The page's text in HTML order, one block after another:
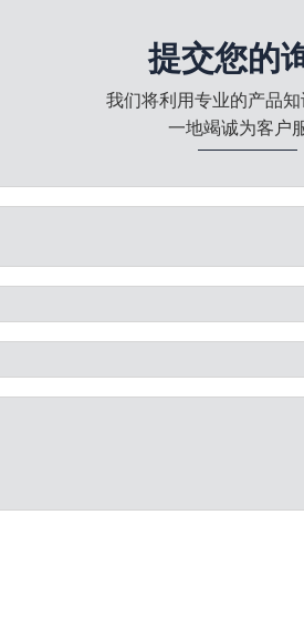
提交您的
我们将利用专业的产品
一地竭诚为客户